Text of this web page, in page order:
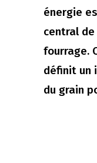
énergie
central
fourrage.
définit un
du grain